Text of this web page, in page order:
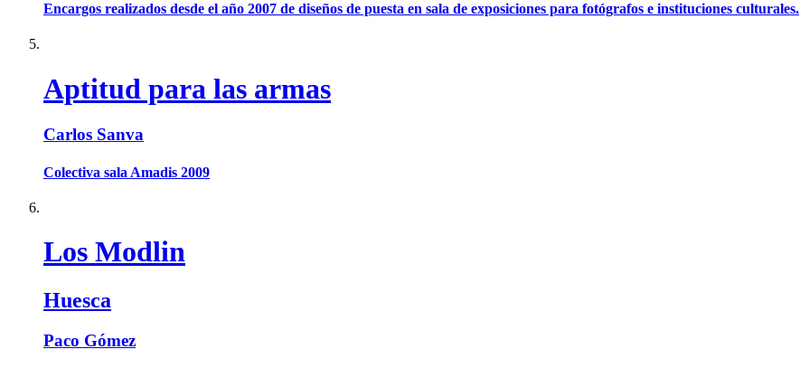
Encargos realizados desde el año 2007 de diseños de puesta en sala de exposiciones para fotógrafos e instituciones culturales.
Aptitud para las armas
Carlos Sanva
Colectiva sala Amadis 2009
Los Modlin
Huesca
Paco Gómez